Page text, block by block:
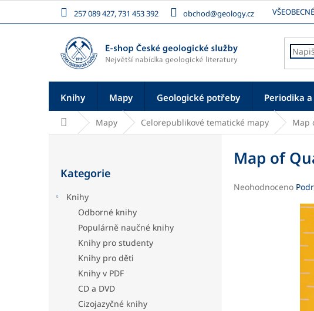
obsah
257 089 427, 731 453 392 obchod@geology.cz
Knihy Mapy Geologické potřeby Periodika
Domů Mapy Celorepublikové tematické mapy Map
kategorie
Kategorie
Knihy
Odborné knihy
Populárně naučné knihy
Knihy pro studenty
Knihy pro děti
Knihy v PDF
CD a DVD
Cizojazyčné knihy
Map of
Průměrné
Neohodnoceno